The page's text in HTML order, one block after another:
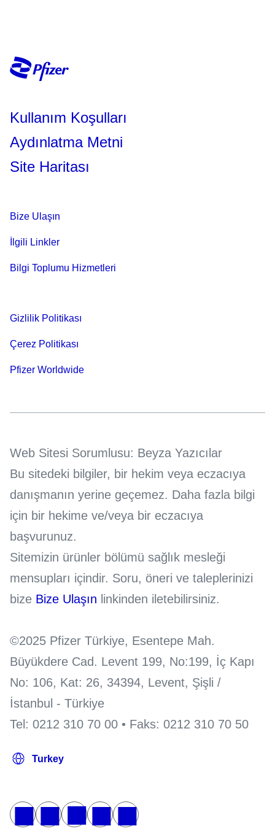
Kullanım Koşulları
Aydınlatma Metni
Site Haritası
Bize Ulaşın
İlgili Linkler
Bilgi Toplumu Hizmetleri
Gizlilik Politikası
Çerez Politikası
Pfizer Worldwide
Web Sitesi Sorumlusu: Beyza Yazıcılar
Bu sitedeki bilgiler, bir hekim veya eczacıya
danışmanın yerine geçemez. Daha fazla bilgi
için bir hekime ve/veya bir eczacıya
başvurunuz.
Sitemizin ürünler bölümü sağlık mesleği
mensupları içindir. Soru, öneri ve taleplerinizi
bize Bize Ulaşın linkinden iletebilirsiniz.
©2025 Pfizer Türkiye, Esentepe Mah.
Büyükdere Cad. Levent 199, No:199, İç Kapı
No: 106, Kat: 26, 34394, Levent, Şişli /
İstanbul - Türkiye
Tel: 0212 310 70 00 • Faks: 0212 310 70 50